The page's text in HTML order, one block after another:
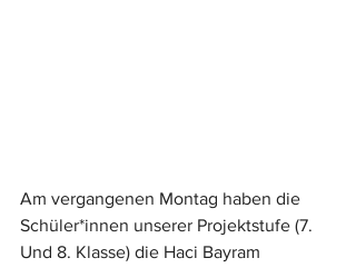
Am vergangenen Montag haben die
Schüler*innen unserer Projektstufe (7.
Und 8. Klasse) die Haci Bayram